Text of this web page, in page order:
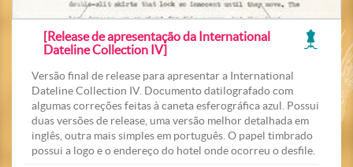
[Release de apresentação da International
Dateline Collection IV]
Versão final de release para apresentar a International
Dateline Collection IV. Documento datilografado com
algumas correções feitas à caneta esferográfica azul. Possui
duas versões de release, uma versão melhor detalhada em
inglês, outra mais simples em português. O papel timbrado
possui a logo e o endereço do hotel onde ocorreu o desfile.